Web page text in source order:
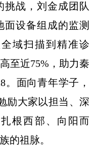
挑战，刘金成团队
设备组成的监测
域扫描到精准诊
至近75%，助力秦
。面向青年学子，
励大家以担当、深
根西部、向阳而
的祖脉。